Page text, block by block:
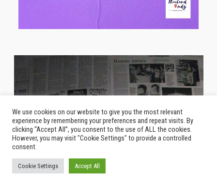
We use cookies on our website to give you the most relevant
experience by remembering your preferences and repeat visits. By
clicking “Accept All”, you consent to the use of ALL the cookies.
However, you may visit "Cookie Settings" to provide a controlled
consent.
Cookie Settings Accept All